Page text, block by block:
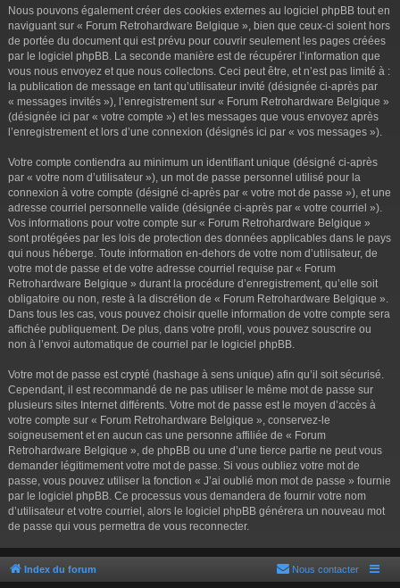
Nous pouvons également créer des cookies externes au logiciel phpBB tout en
naviguant sur « Forum Retrohardware Belgique », bien que ceux-ci soient hors
de portée du document qui est prévu pour couvrir seulement les pages créées
par le logiciel phpBB. La seconde manière est de récupérer l’information que
vous nous envoyez et que nous collectons. Ceci peut être, et n’est pas limité à :
la publication de message en tant qu’utilisateur invité (désignée ci-après par
« messages invités »), l’enregistrement sur « Forum Retrohardware Belgique »
(désignée ici par « votre compte ») et les messages que vous envoyez après
l’enregistrement et lors d’une connexion (désignés ici par « vos messages »).
Votre compte contiendra au minimum un identifiant unique (désigné ci-après
par « votre nom d’utilisateur »), un mot de passe personnel utilisé pour la
connexion à votre compte (désigné ci-après par « votre mot de passe »), et une
adresse courriel personnelle valide (désignée ci-après par « votre courriel »).
Vos informations pour votre compte sur « Forum Retrohardware Belgique »
sont protégées par les lois de protection des données applicables dans le pays
qui nous héberge. Toute information en-dehors de votre nom d’utilisateur, de
votre mot de passe et de votre adresse courriel requise par « Forum
Retrohardware Belgique » durant la procédure d’enregistrement, qu’elle soit
obligatoire ou non, reste à la discrétion de « Forum Retrohardware Belgique ».
Dans tous les cas, vous pouvez choisir quelle information de votre compte sera
affichée publiquement. De plus, dans votre profil, vous pouvez souscrire ou
non à l’envoi automatique de courriel par le logiciel phpBB.
Votre mot de passe est crypté (hashage à sens unique) afin qu’il soit sécurisé.
Cependant, il est recommandé de ne pas utiliser le même mot de passe sur
plusieurs sites Internet différents. Votre mot de passe est le moyen d’accès à
votre compte sur « Forum Retrohardware Belgique », conservez-le
soigneusement et en aucun cas une personne affiliée de « Forum
Retrohardware Belgique », de phpBB ou une d’une tierce partie ne peut vous
demander légitimement votre mot de passe. Si vous oubliez votre mot de
passe, vous pouvez utiliser la fonction « J’ai oublié mon mot de passe » fournie
par le logiciel phpBB. Ce processus vous demandera de fournir votre nom
d’utilisateur et votre courriel, alors le logiciel phpBB générera un nouveau mot
de passe qui vous permettra de vous reconnecter.
Index du forum Nous contacter